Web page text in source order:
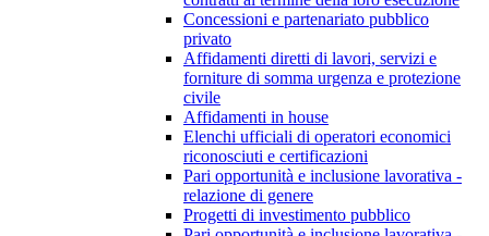
Concessioni e partenariato pubblico
privato
Affidamenti diretti di lavori, servizi e
forniture di somma urgenza e protezione
civile
Affidamenti in house
Elenchi ufficiali di operatori economici
riconosciuti e certificazioni
Pari opportunità e inclusione lavorativa -
relazione di genere
Progetti di investimento pubblico